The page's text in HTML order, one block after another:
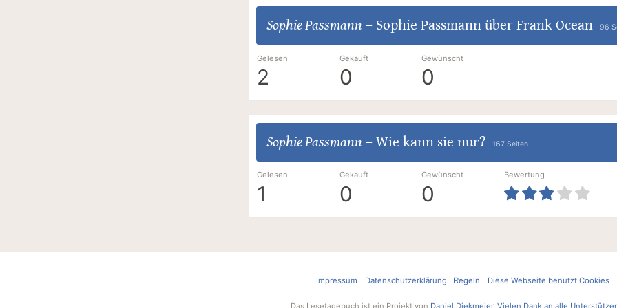
Sophie Passmann – Sophie Passmann über Frank Ocean 96
Gelesen
2
Gekauft
0
Gewünscht
0
Sophie Passmann – Wie kann sie nur? 167 Seiten
Gelesen
1
Gekauft
0
Gewünscht
0
Bewertung
Impressum Datenschutzerklärung Regeln Diese Webseite benutzt Cookies